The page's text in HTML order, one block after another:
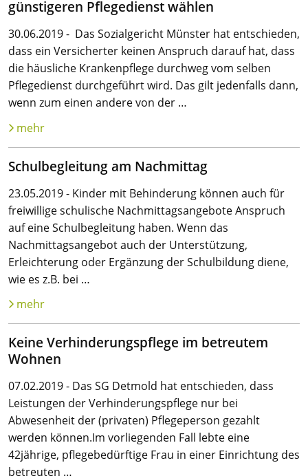
günstigeren Pflegedienst wählen
30.06.2019 - Das Sozialgericht Münster hat entschieden,
dass ein Versicherter keinen Anspruch darauf hat, dass
die häusliche Krankenpflege durchweg vom selben
Pflegedienst durchgeführt wird. Das gilt jedenfalls dann,
wenn zum einen andere von der …
mehr
Schulbegleitung am Nachmittag
23.05.2019 - Kinder mit Behinderung können auch für
freiwillige schulische Nachmittagsangebote Anspruch
auf eine Schulbegleitung haben. Wenn das
Nachmittagsangebot auch der Unterstützung,
Erleichterung oder Ergänzung der Schulbildung diene,
wie es z.B. bei …
mehr
Keine Verhinderungspflege im betreutem
Wohnen
07.02.2019 - Das SG Detmold hat entschieden, dass
Leistungen der Verhinderungspflege nur bei
Abwesenheit der (privaten) Pflegeperson gezahlt
werden können.Im vorliegenden Fall lebte eine
42jährige, pflegebedürftige Frau in einer Einrichtung des
betreuten …